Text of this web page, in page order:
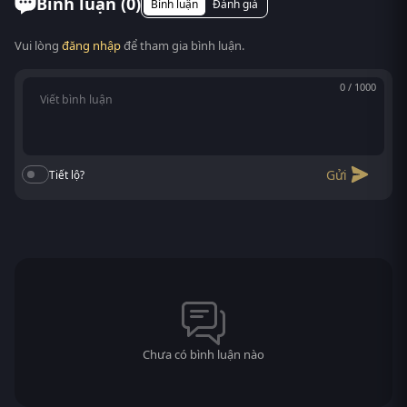
phimvn2y.com là xem được, không cần cài app.
Bình luận Đánh giá
Vui lòng đăng nhậpđể tham gia bình luận.
0 / 1000
Tiết lộ? Gửi
Chưa có bình luận nào